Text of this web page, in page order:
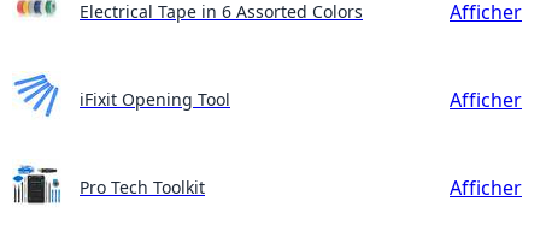
Electrical Tape in 6 Assorted Colors Afficher
iFixit Opening Tool Afficher
Pro Tech Toolkit Afficher